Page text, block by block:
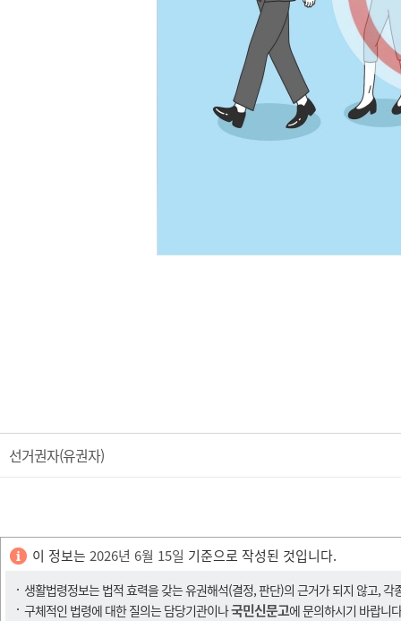
선거권자(유권자)
이 정보는 2026년 6월 15일 기준으로 작성된 것입니다.
생활법령정보는 법적 효력을 갖는 유권해석(결정, 판단)의 근거가 되지 않고,
구체적인 법령에 대한 질의는 담당기관이나국민신문고에 문의하시기 바랍니